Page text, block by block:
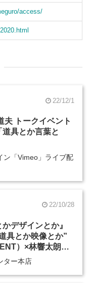
access/
22/12/1
夫 トークイベント
道具とか言葉と
ン「Vimeo」ライブ配
22/10/28
かデザインとか』
具とか映像とか”
）×林響太朗ト
ター本店